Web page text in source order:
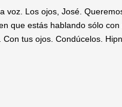
voz. Los ojos, José.
que estás hablando sólo
tus ojos. Condúcelos.